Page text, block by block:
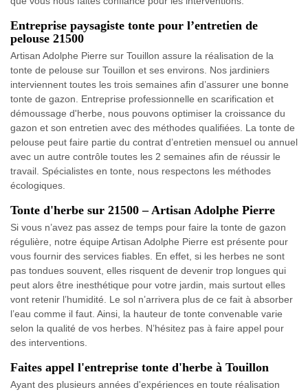
Entreprise paysagiste tonte pour l’entretien de
pelouse 21500
Artisan Adolphe Pierre sur Touillon assure la réalisation de la
tonte de pelouse sur Touillon et ses environs. Nos jardiniers
interviennent toutes les trois semaines afin d’assurer une bonne
tonte de gazon. Entreprise professionnelle en scarification et
démoussage d'herbe, nous pouvons optimiser la croissance du
gazon et son entretien avec des méthodes qualifiées. La tonte de
pelouse peut faire partie du contrat d’entretien mensuel ou annuel
avec un autre contrôle toutes les 2 semaines afin de réussir le
travail. Spécialistes en tonte, nous respectons les méthodes
écologiques.
Tonte d'herbe sur 21500 – Artisan Adolphe Pierre
Si vous n’avez pas assez de temps pour faire la tonte de gazon
régulière, notre équipe Artisan Adolphe Pierre est présente pour
vous fournir des services fiables. En effet, si les herbes ne sont
pas tondues souvent, elles risquent de devenir trop longues qui
peut alors être inesthétique pour votre jardin, mais surtout elles
vont retenir l’humidité. Le sol n’arrivera plus de ce fait à absorber
l’eau comme il faut. Ainsi, la hauteur de tonte convenable varie
selon la qualité de vos herbes. N’hésitez pas à faire appel pour
des interventions.
Faites appel l'entreprise tonte d'herbe à Touillon
Ayant des plusieurs années d'expériences en toute réalisation